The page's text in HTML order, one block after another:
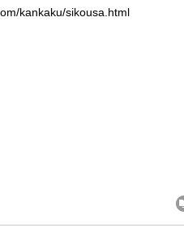
kankaku/sikousa.html